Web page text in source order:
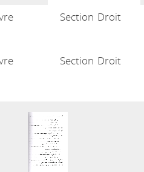
Section Droit
Section Droit